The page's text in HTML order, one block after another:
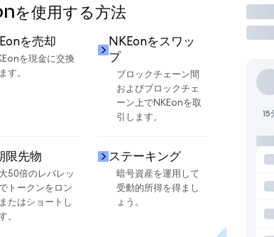
使用する方法
を売却
を現金に交換
す。
NKEonをスワッ
プ
ブロックチェーン間
およびブロックチェ
ーン上でNKEonを取
引します。
限先物
50倍のレバレッ
トークンをロン
たはショートし
。
ステーキング
暗号資産を運用して
受動的所得を得まし
ょう。
取
15